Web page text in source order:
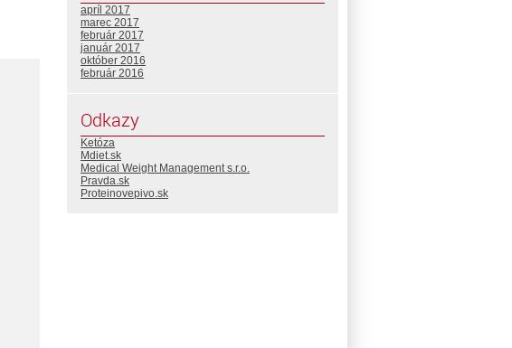
apríl 2017
marec 2017
február 2017
január 2017
október 2016
február 2016
Odkazy
Ketóza
Mdiet.sk
Medical Weight Management s.r.o.
Pravda.sk
Proteinovepivo.sk